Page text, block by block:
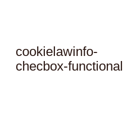
cookielawinfo-
checbox-functional